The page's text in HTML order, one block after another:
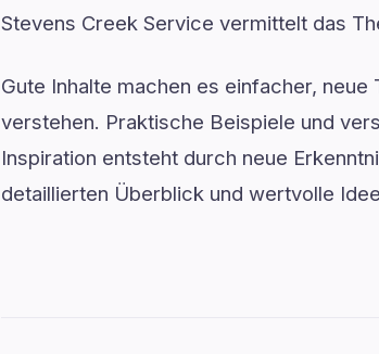
Stevens Creek Service vermittelt das
Gute Inhalte machen es einfacher,
verstehen. Praktische Beispiele und
Inspiration entsteht durch neue
detaillierten Überblick und wertvolle